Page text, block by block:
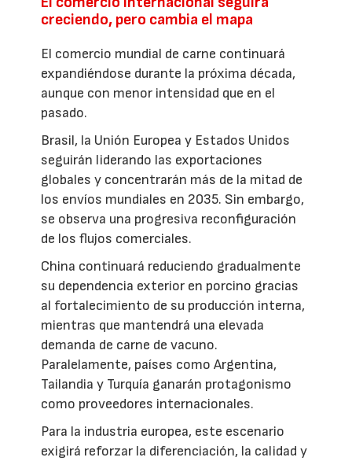
creciendo, pero cambia el mapa
El comercio mundial de carne continuará
expandiéndose durante la próxima década,
aunque con menor intensidad que en el
pasado.
Brasil, la Unión Europea y Estados Unidos
seguirán liderando las exportaciones
globales y concentrarán más de la mitad de
los envíos mundiales en 2035. Sin embargo,
se observa una progresiva reconfiguración
de los flujos comerciales.
China continuará reduciendo gradualmente
su dependencia exterior en porcino gracias
al fortalecimiento de su producción interna,
mientras que mantendrá una elevada
demanda de carne de vacuno.
Paralelamente, países como Argentina,
Tailandia y Turquía ganarán protagonismo
como proveedores internacionales.
Para la industria europea, este escenario
exigirá reforzar la diferenciación, la calidad y